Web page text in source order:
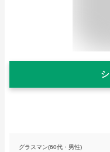
グラスマン(60代・男性)